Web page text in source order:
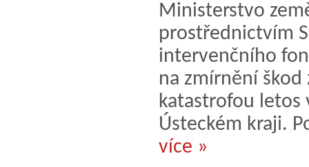
Ministerstvo
prostřednictvím
intervenčního
na zmírnění
katastrofou letos
Ústeckém kraji.
více »